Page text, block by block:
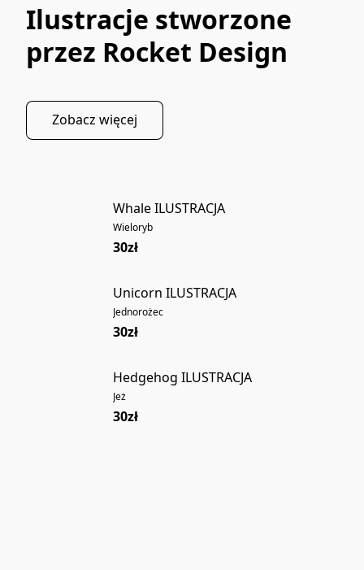
Ilustracje stworzone
przez Rocket Design
Zobacz więcej
Whale ILUSTRACJA
Wieloryb
30zł
Unicorn ILUSTRACJA
Jednorożec
30zł
Hedgehog ILUSTRACJA
Jeż
30zł